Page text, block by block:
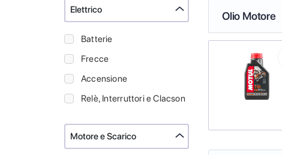
Elettrico
Batterie
Frecce
Accensione
Relè, Interruttori e Clacson
Motore e Scarico
Olio Motore